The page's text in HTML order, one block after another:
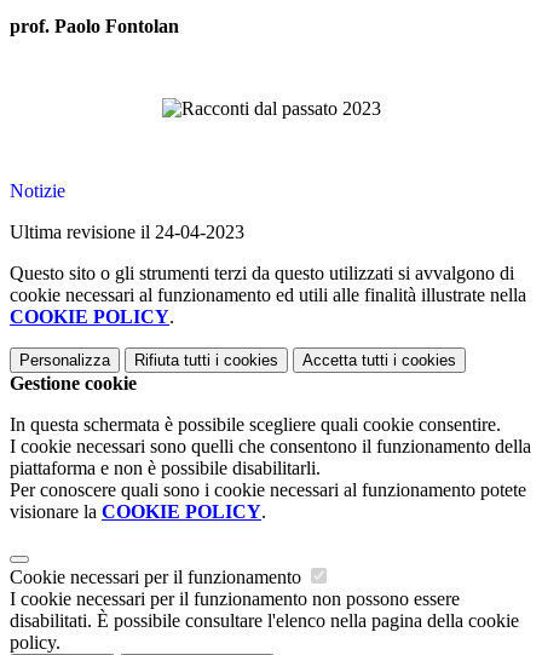
prof. Paolo Fontolan
Notizie
Ultima revisione il 24-04-2023
Questo sito o gli strumenti terzi da questo utilizzati si avvalgono di
cookie necessari al funzionamento ed utili alle finalità illustrate nella
COOKIE POLICY.
Personalizza Rifiuta tutti i cookies Accetta tutti i cookies
Gestione cookie
In questa schermata è possibile scegliere quali cookie consentire.
I cookie necessari sono quelli che consentono il funzionamento della
piattaforma e non è possibile disabilitarli.
Per conoscere quali sono i cookie necessari al funzionamento potete
visionare la COOKIE POLICY.
Cookie necessari per il funzionamento
I cookie necessari per il funzionamento non possono essere
disabilitati. È possibile consultare l'elenco nella pagina della cookie
policy.